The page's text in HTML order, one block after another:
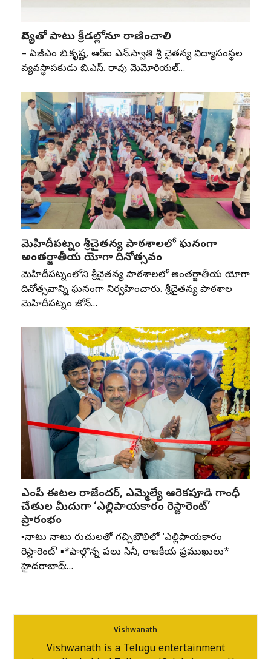
విద్యతో పాటు క్రీడల్లోనూ రాణించాలి
– ఏజీఎం బి.కృష్ణ, ఆర్‌ఐ ఎన్‌.స్వాతి శ్రీ చైతన్య విద్యాసంస్థల
వ్యవస్థాపకుడు బి.ఎస్‌. రావు మెమోరియల్‌…
మెహిదీపట్నం శ్రీచైతన్య పాఠశాలలో ఘనంగా
అంతర్జాతీయ యోగా దినోత్సవం
మెహిదీపట్నంలోని శ్రీచైతన్య పాఠశాలలో అంతర్జాతీయ యోగా
దినోత్సవాన్ని ఘనంగా నిర్వహించారు. శ్రీచైతన్య పాఠశాల
మెహిదీపట్నం జోన్‌…
ఎంపీ ఈటల రాజేందర్, ఎమ్మెల్యే ఆరెకపూడి గాంధీ
చేతుల మీదుగా ‘ఎల్లిపాయకారం రెస్టారెంట్’
ప్రారంభం
▪️నాటు నాటు రుచులతో గచ్చిబౌలిలో 'ఎల్లిపాయకారం
రెస్టారెంట్' ▪️*పాల్గొన్న పలు సినీ, రాజకీయ ప్రముఖులు*
హైదరాబాద్:…
Vishwanath
Vishwanath is a Telugu entertainment